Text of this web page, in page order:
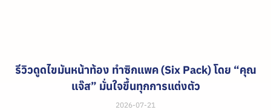
รีวิวดูดไขมันหน้าท้อง ทำซิกแพค (Six Pack) โดย “คุณ
แจ๊ส” มั่นใจขึ้นทุกการแต่งตัว
2026-07-21